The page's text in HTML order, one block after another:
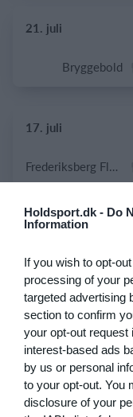
Holdsport.dk - Do
Information
If you wish to opt-
processing of your
targeted advertising
section to confirm
your opt-out
interest-based ads
by us or personal
to your opt-out. You
disclosure of your
21. juli
Bryggebold
17. juli
Frederiksberg Floorball Fighters
3. juli
Helsingør If Senior
28. juni
U15 piger